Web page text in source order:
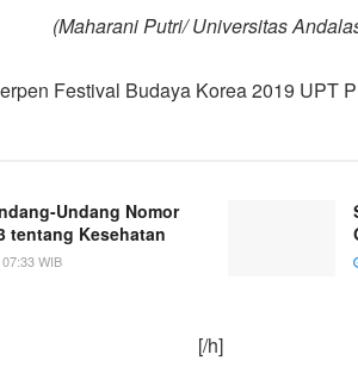
(Maharani Putri/ Universitas
Festival Budaya Korea 2019 UPT
Undang Nomor
tentang Kesehatan
WIB
[/h]